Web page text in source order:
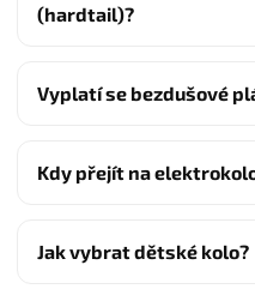
(hardtail)?
Vyplatí se bezdušové
Kdy přejít na
Jak vybrat dětské kolo?